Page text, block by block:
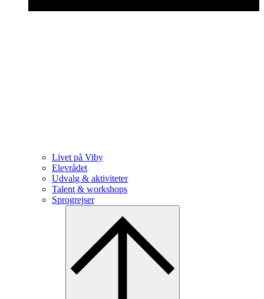
Livet på Viby
Elevrådet
Udvalg & aktiviteter
Talent & workshops
Sprogrejser